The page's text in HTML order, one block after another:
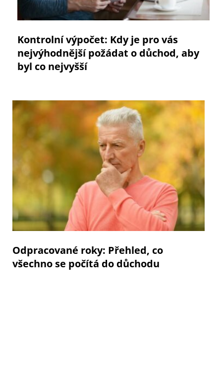
Kontrolní výpočet: Kdy je pro vás
nejvýhodnější požádat o důchod, aby
byl co nejvyšší
Odpracované roky: Přehled, co
všechno se počítá do důchodu